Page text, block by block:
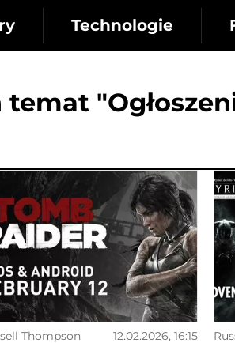
Technologie
Thompson 12.02.2026, 16:15